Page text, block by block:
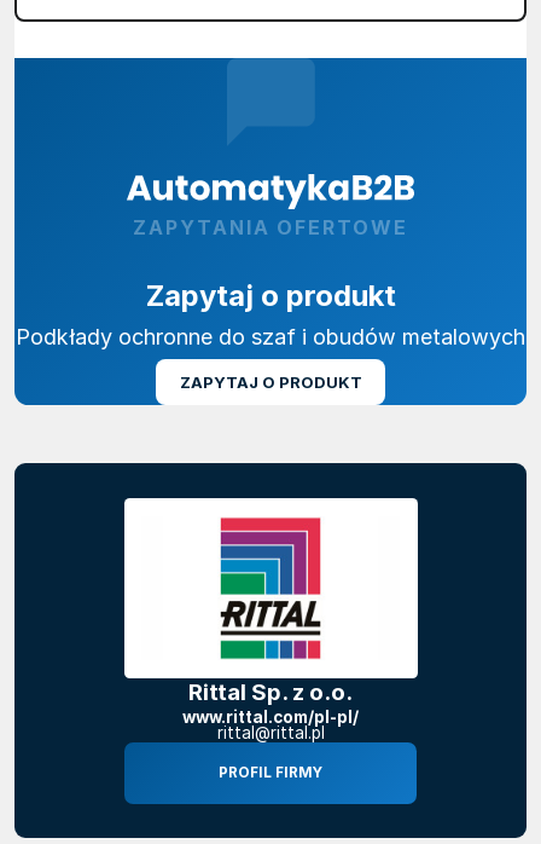
ZAPYTANIA OFERTOWE
Zapytaj o produkt
Podkłady ochronne do szaf i obudów metalowych
ZAPYTAJ O PRODUKT
Rittal Sp. z o.o.
www.rittal.com/pl-pl/
rittal@rittal.pl
PROFIL FIRMY